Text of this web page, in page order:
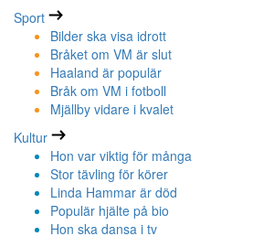
Sport
Bilder ska visa idrott
Bråket om VM är slut
Haaland är populär
Bråk om VM i fotboll
Mjällby vidare i kvalet
Kultur
Hon var viktig för många
Stor tävling för körer
Linda Hammar är död
Populär hjälte på bio
Hon ska dansa i tv